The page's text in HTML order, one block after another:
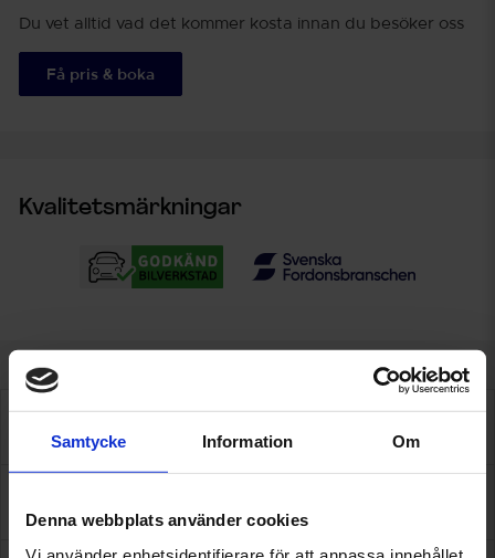
Samtycke Information Om
Denna webbplats använder cookies
Du vet alltid vad det kommer kosta innan du besöker oss
Få pris & boka
Kvalitetsmärkningar